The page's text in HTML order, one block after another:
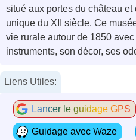
situé aux portes du château
unique du XII siècle. Ce
vie rurale autour de 1850
instruments, son décor, ses
Liens Utiles:
Lancer le guidage GPS
Guidage avec Waze